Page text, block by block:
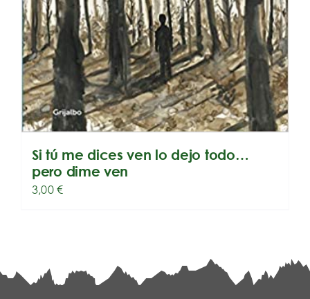
Si tú me dices ven lo dejo todo…
pero dime ven
3,00€